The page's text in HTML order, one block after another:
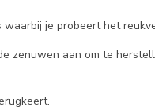
je probeert het
zenuwen aan om te